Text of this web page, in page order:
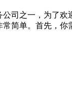
司之一，为了
简单。首先，